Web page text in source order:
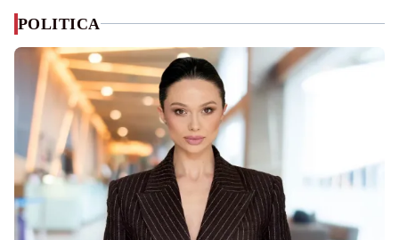
POLITICA